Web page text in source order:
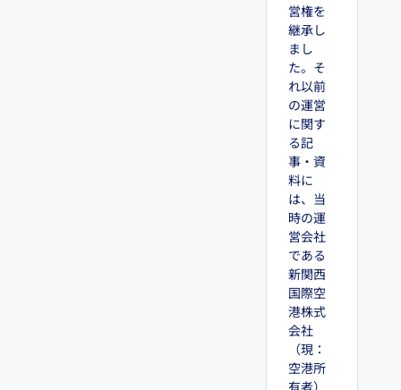
営権を
継承し
まし
た。そ
れ以前
の運営
に関す
る記
事・資
料に
は、当
時の運
営会社
である
新関西
国際空
港株式
会社
（現：
空港所